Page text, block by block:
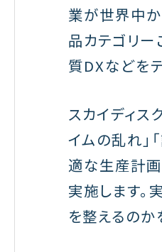
業が世界中
品カテゴリー
質DXなどを
スカイディス
イムの乱れ」
適な生産計画
実施します。
を整えるのか